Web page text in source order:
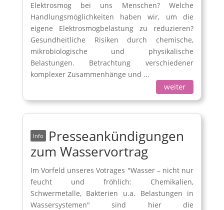
Elektrosmog bei uns Menschen? Welche
Handlungsmöglichkeiten haben wir, um die
eigene Elektrosmogbelastung zu reduzieren?
Gesundheitliche Risiken durch chemische,
mikrobiologische und physikalische
Belastungen. Betrachtung verschiedener
komplexer Zusammenhänge und ...
weiter
Presseankündigungen
zum Wasservortrag
Im Vorfeld unseres Votrages "Wasser – nicht nur
feucht und fröhlich: Chemikalien,
Schwermetalle, Bakterien u.a. Belastungen in
Wassersystemen" sind hier die